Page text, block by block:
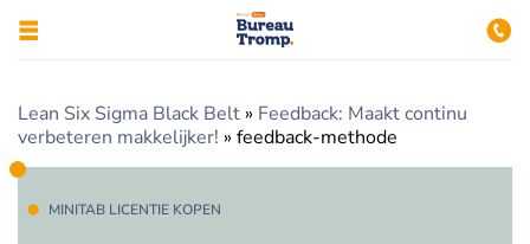
Lean Six Sigma Black Belt » Feedback: Maakt continu
verbeteren makkelijker! » feedback-methode
MINITAB LICENTIE KOPEN